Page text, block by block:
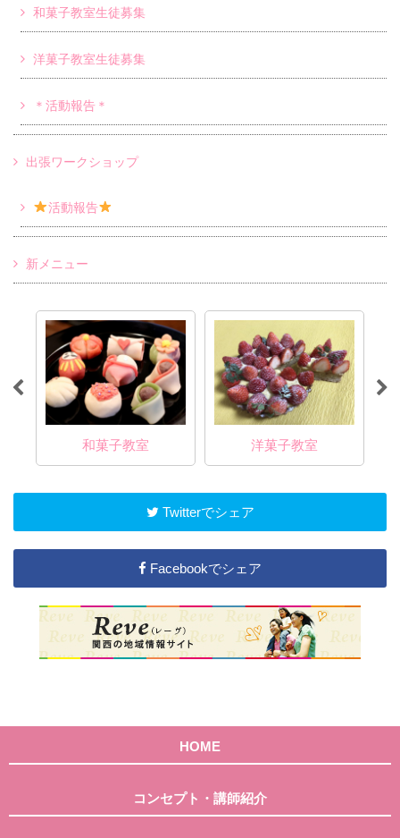
和菓子教室生徒募集
洋菓子教室生徒募集
＊活動報告＊
出張ワークショップ
活動報告
新メニュー
和菓子教室 洋菓子教室
Twitterでシェア
Facebookでシェア
HOME
コンセプト・講師紹介